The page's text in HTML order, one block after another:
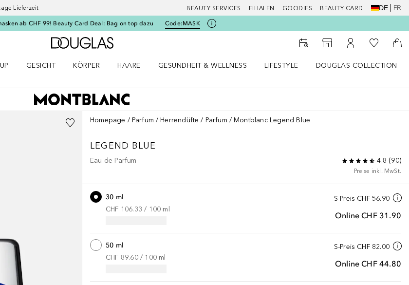
Lieferzeit BEAUTY SERVICES FILIALEN GOODIES BEAUTY CARD DE FR
ab CHF 99! Beauty Card Deal: Bag on top dazu Code:MASK
Zur Douglas Startseite
Zum Storefinder
Zu Meinem
Zu Meiner
GESICHT
KÖRPER
HAARE
GESUNDHEIT & WELLNESS
LIFESTYLE
DOUGLAS COLLECTION
Homepage Parfum Herrendüfte Parfum Montblanc Legend Blue
LEGEND BLUE
Eau de Parfum 4.8 (90)
Preise inkl. MwSt.
S-Preis CHF 56.90
Online CHF 31.90
30 ml
CHF 106.33 / 100 ml
S-Preis CHF 82.00
Online CHF 44.80
50 ml
CHF 89.60 / 100 ml